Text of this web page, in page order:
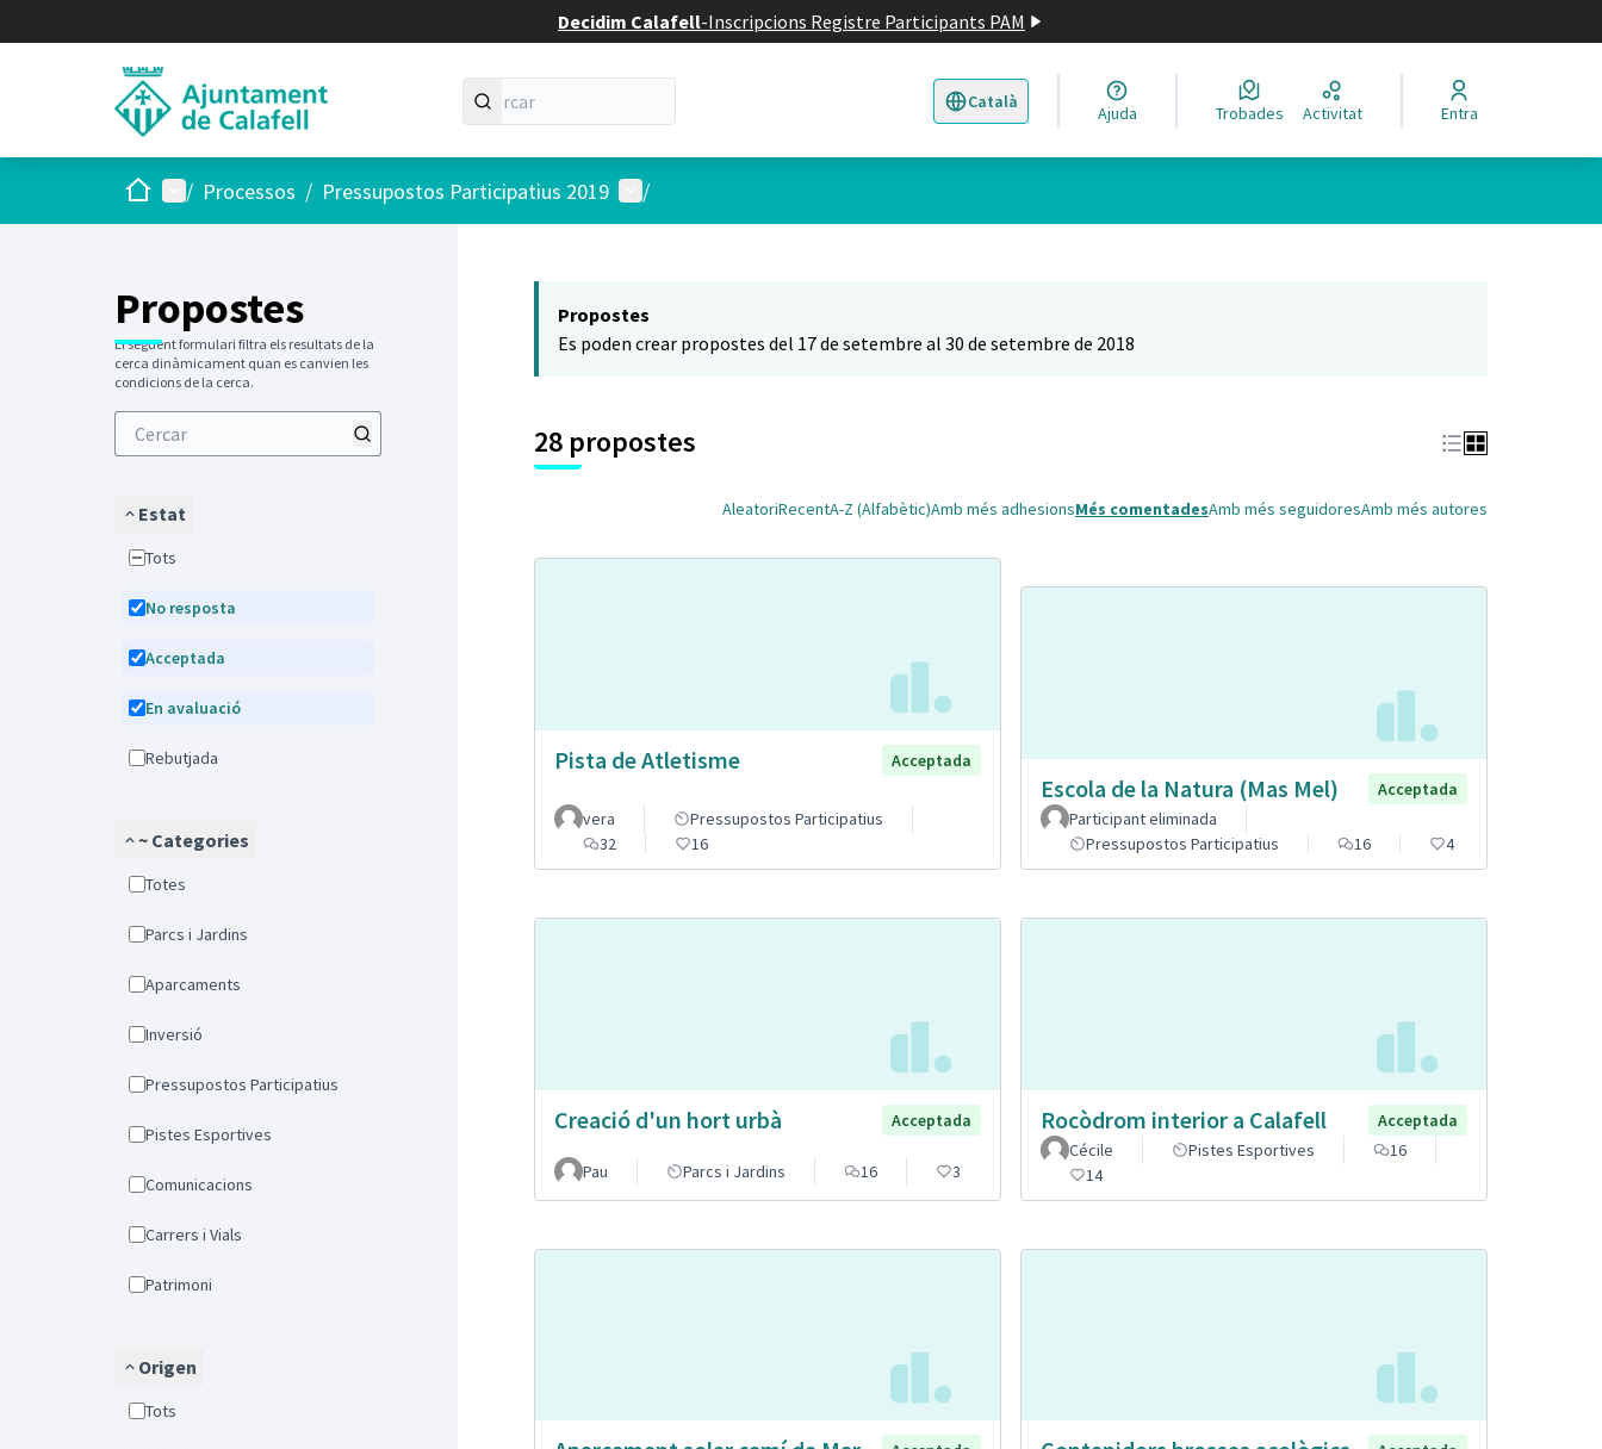
Decidim Calafell-Inscripcions Registre Participants PAM
Català
Triar la llengua Elegir el idioma
Ajuda Trobades Activitat Entra
Inici Menú principal
/ Processos / Pressupostos Participatius 2019 Menú d'usuari
/
Propostes
El següent formulari filtra els resultats de la
cerca dinàmicament quan es canvien les
condicions de la cerca.
Estat
Tots
No resposta
Acceptada
En avaluació
Rebutjada
~ Categories
Totes
Parcs i Jardins
Aparcaments
Inversió
Pressupostos Participatius
Pistes Esportives
Comunicacions
Carrers i Vials
Patrimoni
Origen
Tots
Propostes
Es poden crear propostes del 17 de setembre al 30 de setembre de 2018
28 propostes
AleatoriRecentA-Z (Alfabètic)Amb més adhesionsMés comentadesAmb més seguidoresAmb més autores
Pista de Atletisme Acceptada
vera
Pressupostos Participatius
32
16
Escola de la Natura (Mas Mel)
Acceptada
Participant eliminada
Pressupostos Participatius
16 4
Creació d'un hort urbà Acceptada
Pau Parcs i Jardins 16 3
Rocòdrom interior a Calafell
Acceptada
Cécile
Pistes Esportives
16
14